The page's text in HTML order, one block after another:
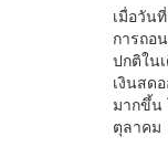
เมื่อวัน
การถอ
ปกติใน
เงินสด
มากขึ้น
ตุลาคม